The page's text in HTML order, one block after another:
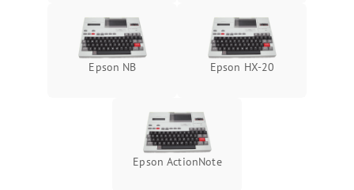
Epson NB Epson HX-20
Epson ActionNote